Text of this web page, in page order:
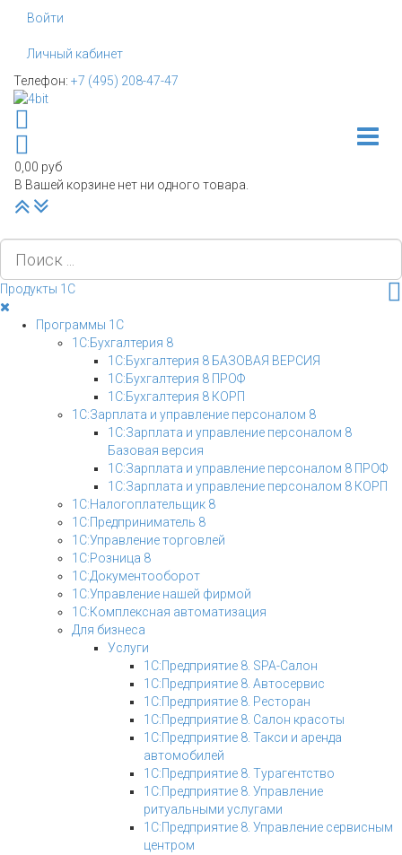
Войти
Личный кабинет
Телефон: +7 (495) 208-47-47
Toggle
0,00 руб
В Вашей корзине нет ни одного товара.
НаверхPLG_SYSTEM_VPFRAMEWORK_SCROLL_TO_BOTTOM
Продукты 1С
Программы 1С
1С:Бухгалтерия 8
1С:Бухгалтерия 8 БАЗОВАЯ ВЕРСИЯ
1С:Бухгалтерия 8 ПРОФ
1С:Бухгалтерия 8 КОРП
1С:Зарплата и управление персоналом 8
1С:Зарплата и управление персоналом 8
Базовая версия
1С:Зарплата и управление персоналом 8 ПРОФ
1С:Зарплата и управление персоналом 8 КОРП
1С:Налогоплательщик 8
1С:Предприниматель 8
1С:Управление торговлей
1С:Розница 8
1С:Документооборот
1С:Управление нашей фирмой
1С:Комплексная автоматизация
Для бизнеса
Услуги
1С:Предприятие 8. SPA-Салон
1С:Предприятие 8. Автосервис
1С:Предприятие 8. Ресторан
1С:Предприятие 8. Салон красоты
1С:Предприятие 8. Такси и аренда
автомобилей
1С:Предприятие 8. Турагентство
1С:Предприятие 8. Управление
ритуальными услугами
1С:Предприятие 8. Управление сервисным
центром